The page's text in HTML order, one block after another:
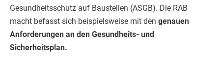
Gesundheitsschutz auf Baustellen (ASGB). Die RAB
macht befasst sich beispielsweise mit den genauen
Anforderungen an den Gesundheits- und
Sicherheitsplan.